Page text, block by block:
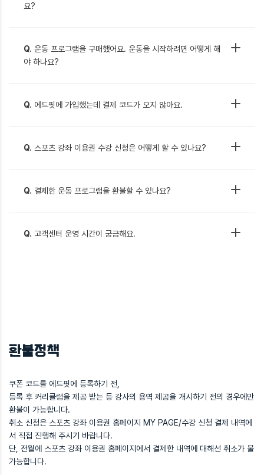
요?
Q. 운동 프로그램을 구매했어요. 운동을 시작하려면 어떻게 해
야 하나요?
Q. 에드핏에 가입했는데 결제 코드가 오지 않아요.
Q. 스포츠 강좌 이용권 수강 신청은 어떻게 할 수 있나요?
Q. 결제한 운동 프로그램을 환불할 수 있나요?
Q. 고객센터 운영 시간이 궁금해요.
환불정책
쿠폰 코드를 에드핏에 등록하기 전,
등록 후 커리큘럼을 제공 받는 등 강사의 용역 제공을 개시하기 전의 경우에만
환불이 가능합니다.
취소 신청은 스포츠 강좌 이용권 홈페이지 MY PAGE/수강 신청 결제 내역에
서 직접 진행해 주시기 바랍니다.
단, 전월에 스포츠 강좌 이용권 홈페이지에서 결제한 내역에 대해선 취소가 불
가능합니다.